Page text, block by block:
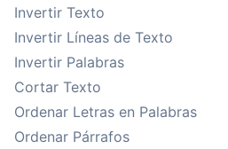
Invertir Texto
Invertir Líneas de Texto
Invertir Palabras
Cortar Texto
Ordenar Letras en Palabras
Ordenar Párrafos